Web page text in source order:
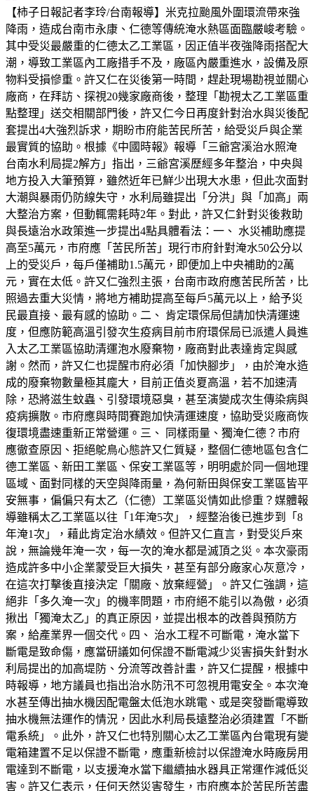
【柿子日報記者李玲/台南報導】米克拉颱風外圍環流帶來強
降雨，造成台南市永康、仁德等傳統淹水熱區面臨嚴峻考驗。
其中受災最嚴重的仁德太乙工業區，因正值半夜強降雨搭配大
潮，導致工業區內工廠措手不及，廠區內嚴重進水，設備及原
物料受損慘重。許又仁在災後第一時間，趕赴現場勘視並關心
廠商，在拜訪、探視20幾家廠商後，整理「勘視太乙工業區重
點整理」送交相關部門後，許又仁今日再度針對治水與災後配
套提出4大強烈訴求，期盼市府能苦民所苦，給受災戶與企業
最實質的協助。根據《中國時報》報導「三爺宮溪治水照淹
台南水利局提2解方」指出，三爺宮溪歷經多年整治，中央與
地方投入大筆預算，雖然近年已鮮少出現大水患，但此次面對
大潮與暴雨仍防線失守，水利局雖提出「分洪」與「加高」兩
大整治方案，但動輒需耗時2年。對此，許又仁針對災後救助
與長遠治水政策進一步提出4點具體看法：一、 水災補助應提
高至5萬元，市府應「苦民所苦」現行市府針對淹水50公分以
上的受災戶，每戶僅補助1.5萬元，即便加上中央補助的2萬
元，實在太低。許又仁強烈主張，台南市政府應苦民所苦，比
照過去重大災情，將地方補助提高至每戶5萬元以上，給予災
民最直接、最有感的協助。二、 肯定環保局但請加快清運速
度，但應防範高溫引發次生疫病目前市府環保局已派遣人員進
入太乙工業區協助清運泡水廢棄物，廠商對此表達肯定與感
謝。然而，許又仁也提醒市府必須「加快腳步」，由於淹水造
成的廢棄物數量極其龐大，目前正值炎夏高溫，若不加速清
除，恐將滋生蚊蟲、引發環境惡臭，甚至演變成次生傳染病與
疫病擴散。市府應與時間賽跑加快清運速度，協助受災廠商恢
復環境盡速重新正常營運。三、 同樣雨量、獨淹仁德？市府
應徹查原因、拒絕鴕鳥心態許又仁質疑，整個仁德地區包含仁
德工業區、新田工業區、保安工業區等，明明處於同一個地理
區域、面對同樣的天空與降雨量，為何新田與保安工業區皆平
安無事，偏偏只有太乙（仁德）工業區災情如此慘重？媒體報
導雖稱太乙工業區以往「1年淹5次」，經整治後已進步到「8
年淹1次」，藉此肯定治水績效。但許又仁直言，對受災戶來
說，無論幾年淹一次，每一次的淹水都是滅頂之災。本次豪雨
造成許多中小企業蒙受巨大損失，甚至有部分廠家心灰意冷，
在這次打擊後直接決定「關廠、放棄經營」。許又仁強調，這
絕非「多久淹一次」的機率問題，市府絕不能引以為傲，必須
揪出「獨淹太乙」的真正原因，並提出根本的改善與預防方
案，給產業界一個交代。四、 治水工程不可斷電，淹水當下
斷電是致命傷，應當研議如何保證不斷電減少災害損失針對水
利局提出的加高堤防、分流等改善計畫，許又仁提醒，根據中
時報導，地方議員也指出治水防汛不可忽視用電安全。本次淹
水甚至傳出抽水機因配電盤太低泡水跳電、或是突發斷電導致
抽水機無法運作的情況，因此水利局長遠整治必須建置「不斷
電系統」。此外，許又仁也特別關心太乙工業區內台電現有變
電箱建置不足以保證不斷電，應重新檢討以保證淹水時廠房用
電達到不斷電，以支援淹水當下繼續抽水器具正常運作減低災
害。許又仁表示，任何天然災害發生，市府應本於苦民所苦盡